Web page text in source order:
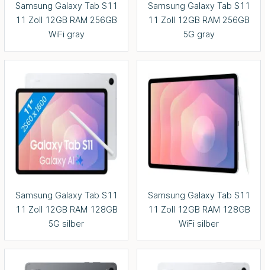
Samsung Galaxy Tab S11
11 Zoll 12GB RAM 256GB
WiFi gray
Samsung Galaxy Tab S11
11 Zoll 12GB RAM 256GB
5G gray
Samsung Galaxy Tab S11
11 Zoll 12GB RAM 128GB
5G silber
Samsung Galaxy Tab S11
11 Zoll 12GB RAM 128GB
WiFi silber